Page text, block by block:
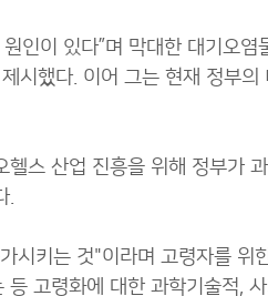
인이 있다”며 막대한 대기오염
시했다. 이어 그는 현재 정부의
스 산업 진흥을 위해 정부가
.
시키는 것"이라며 고령자를 위
고령화에 대한 과학기술적,